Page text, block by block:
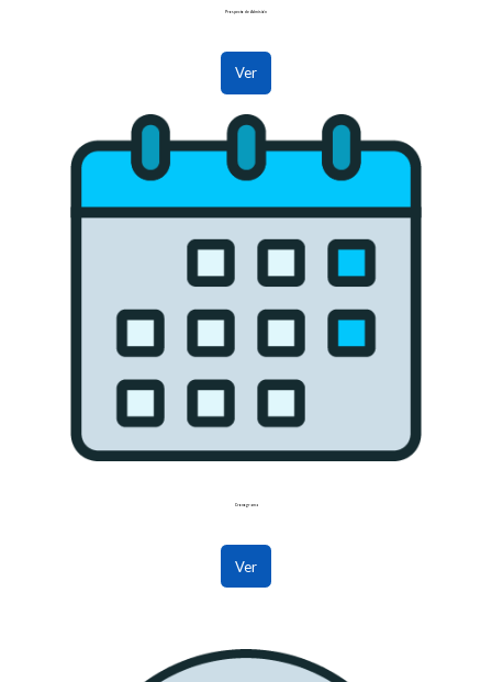
Prospecto de Admisión
Ver
Cronograma
Ver